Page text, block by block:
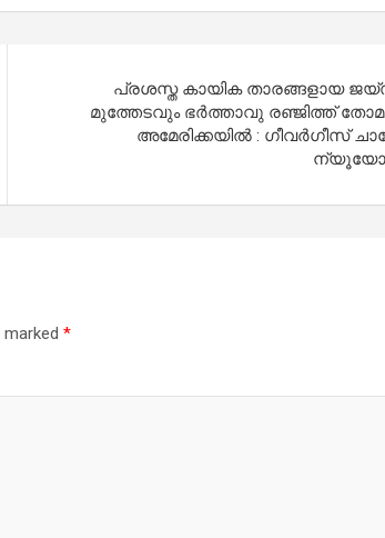
പ്രശസ്ത കായിക താരങ്ങളായ
മുത്തേടവും ഭർത്താവു രഞ്ജിത്ത്
അമേരിക്കയിൽ : ഗീവർഗീസ്
marked *